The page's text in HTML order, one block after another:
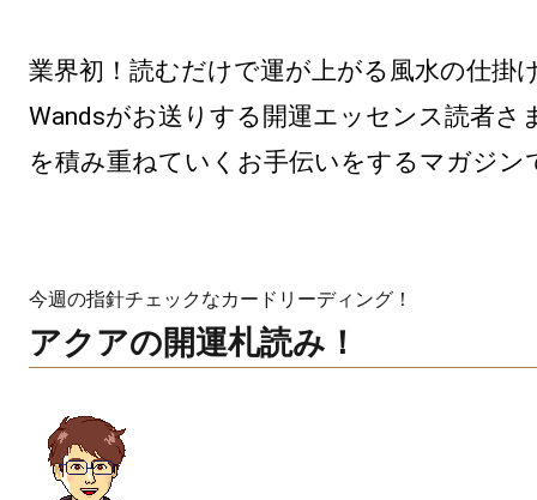
業界初！読むだけで運が上がる風水の仕掛
Wandsがお送りする開運エッセンス読者さ
を積み重ねていくお手伝いをするマガジン
今週の指針チェックなカードリーディング！
アクアの開運札読み！